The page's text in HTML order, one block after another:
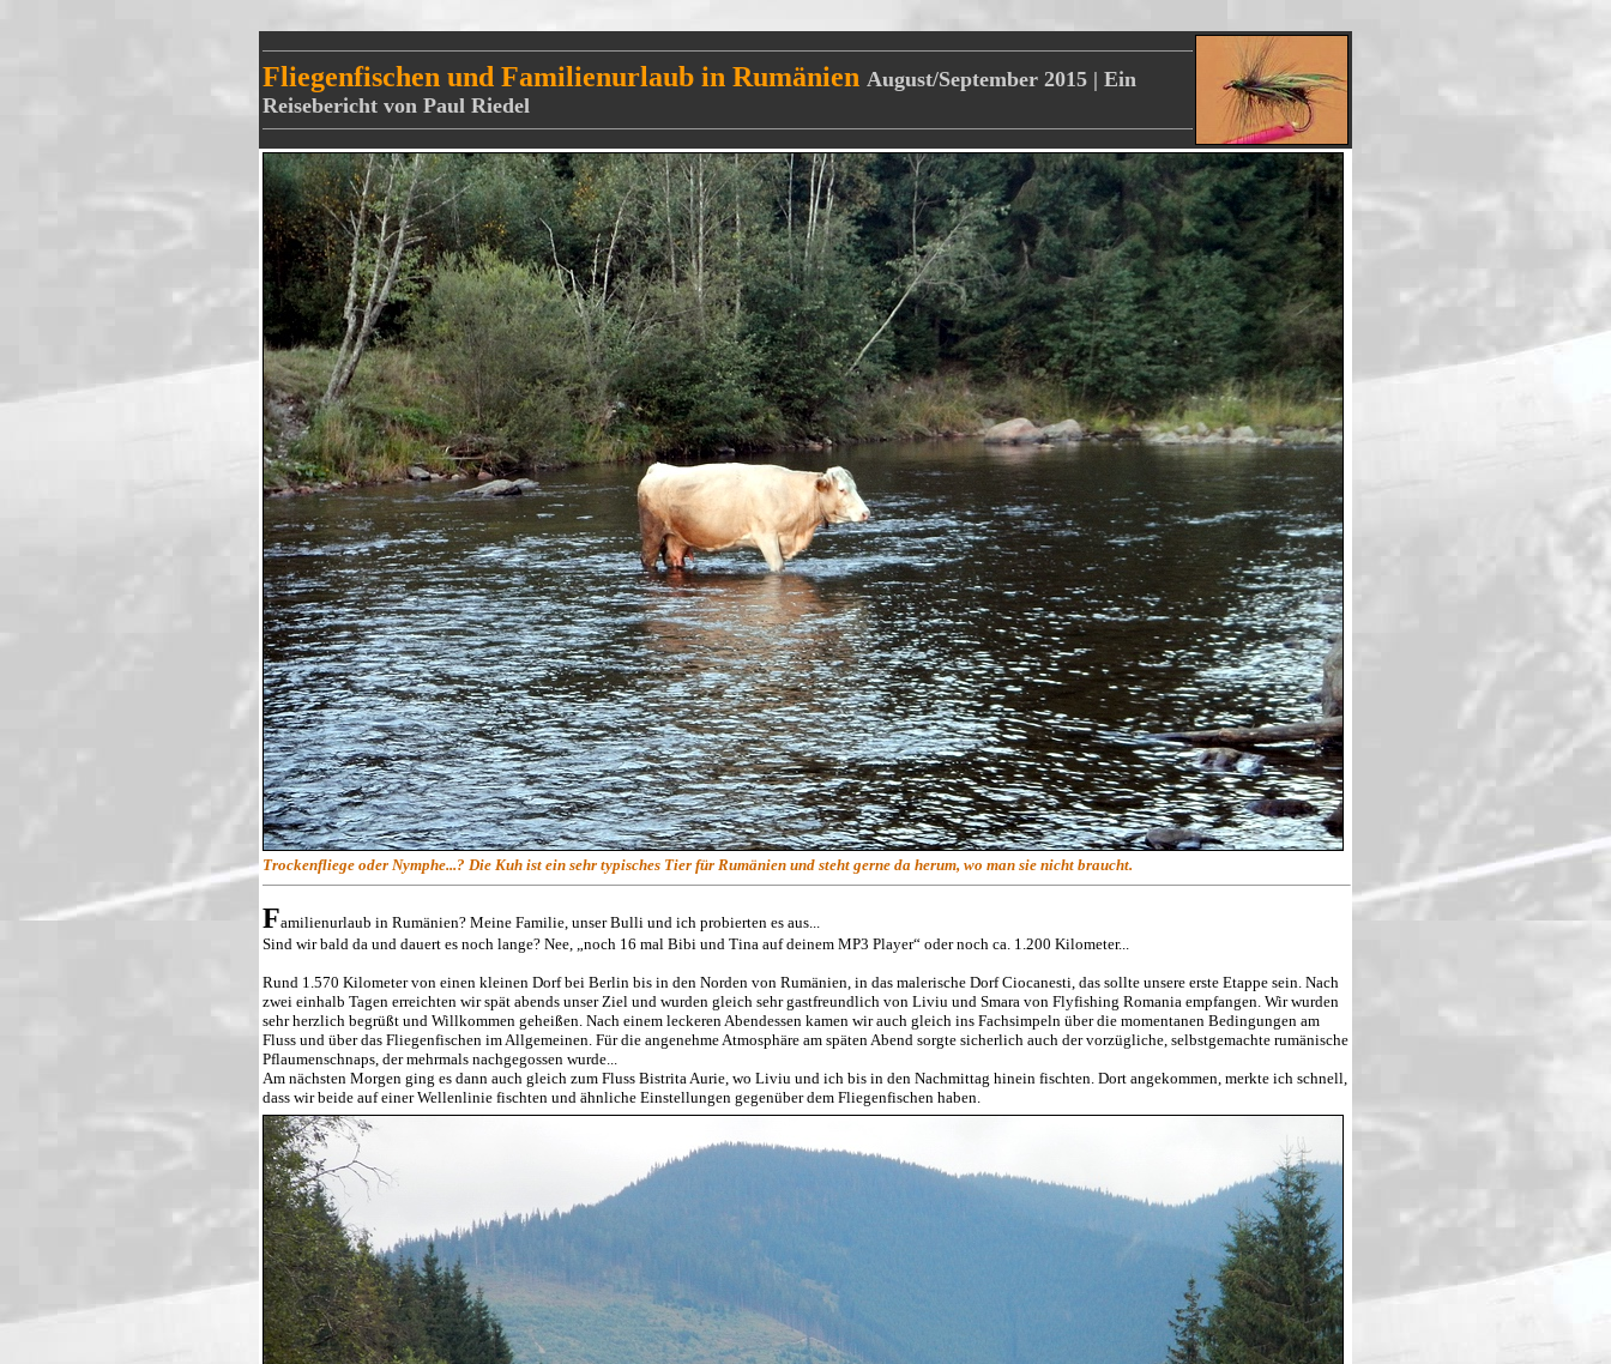
Fliegenfischen und Familienurlaub in Rumänien August/September 2015 | Ein
Reisebericht von Paul Riedel
Trockenfliege oder Nymphe...? Die Kuh ist ein sehr typisches Tier für Rumänien und steht gerne da herum, wo man sie nicht braucht.
Familienurlaub in Rumänien? Meine Familie, unser Bulli und ich probierten es aus...
Sind wir bald da und dauert es noch lange? Nee, „noch 16 mal Bibi und Tina auf deinem MP3 Player“ oder noch ca. 1.200 Kilometer...
Rund 1.570 Kilometer von einen kleinen Dorf bei Berlin bis in den Norden von Rumänien, in das malerische Dorf Ciocanesti, das sollte unsere erste Etappe sein. Nach
zwei einhalb Tagen erreichten wir spät abends unser Ziel und wurden gleich sehr gastfreundlich von Liviu und Smara von Flyfishing Romania empfangen. Wir wurden
sehr herzlich begrüßt und Willkommen geheißen. Nach einem leckeren Abendessen kamen wir auch gleich ins Fachsimpeln über die momentanen Bedingungen am
Fluss und über das Fliegenfischen im Allgemeinen. Für die angenehme Atmosphäre am späten Abend sorgte sicherlich auch der vorzügliche, selbstgemachte rumänische
Pflaumenschnaps, der mehrmals nachgegossen wurde...
Am nächsten Morgen ging es dann auch gleich zum Fluss Bistrita Aurie, wo Liviu und ich bis in den Nachmittag hinein fischten. Dort angekommen, merkte ich schnell,
dass wir beide auf einer Wellenlinie fischten und ähnliche Einstellungen gegenüber dem Fliegenfischen haben.